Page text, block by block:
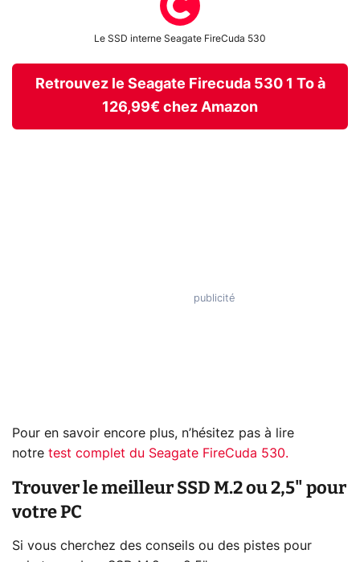
Le SSD interne Seagate FireCuda 530
Retrouvez le Seagate Firecuda 530 1 To à
126,99€ chez Amazon
Pour en savoir encore plus, n’hésitez pas à lire
notre test complet du Seagate FireCuda 530.
Trouver le meilleur SSD M.2 ou 2,5" pour
votre PC
Si vous cherchez des conseils ou des pistes pour